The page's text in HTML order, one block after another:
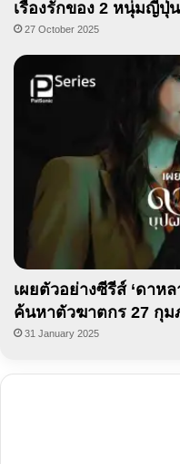
เรื่องรักของ 2 หนุ่มญี่ปุ่
27 October 2025
เผยตัวอย่างซีรีส์ ‘ดาห
ค้นหาตัวฆาตกร 27 กุ
31 January 2025